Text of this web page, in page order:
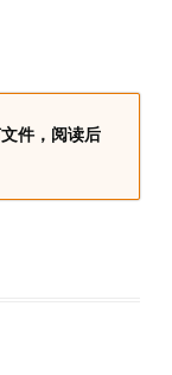
件，阅读后